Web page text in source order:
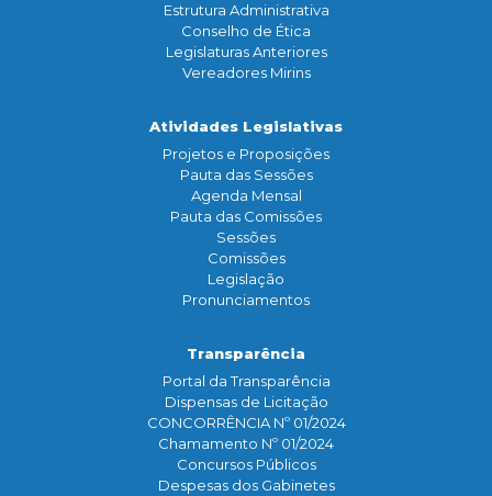
Estrutura Administrativa
Conselho de Ética
Legislaturas Anteriores
Vereadores Mirins
Atividades Legislativas
Projetos e Proposições
Pauta das Sessões
Agenda Mensal
Pauta das Comissões
Sessões
Comissões
Legislação
Pronunciamentos
Transparência
Portal da Transparência
Dispensas de Licitação
CONCORRÊNCIA Nº 01/2024
Chamamento Nº 01/2024
Concursos Públicos
Despesas dos Gabinetes